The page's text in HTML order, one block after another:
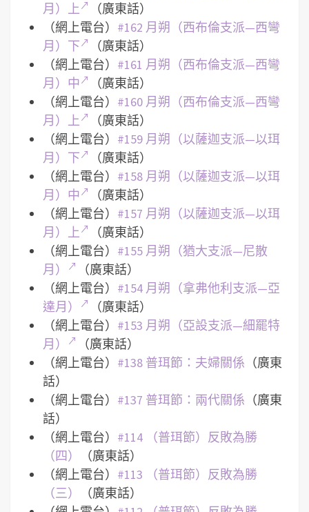
月）上
（廣東話）
（網上電台） #162 月朔（西布倫支派—西彎
月）下
（廣東話）
（網上電台） #161 月朔（西布倫支派—西彎
月）中
（廣東話）
（網上電台） #160 月朔（西布倫支派—西彎
月）上
（廣東話）
（網上電台） #159 月朔（以薩迦支派—以珥
月）下
（廣東話）
（網上電台） #158 月朔（以薩迦支派—以珥
月）中
（廣東話）
（網上電台） #157 月朔（以薩迦支派—以珥
月）上
（廣東話）
（網上電台） #155 月朔（猶大支派—尼散
月）
（廣東話）
（網上電台） #154 月朔（拿弗他利支派—亞
達月）
（廣東話）
（網上電台） #153 月朔（亞設支派—細罷特
月）
（廣東話）
（網上電台） #138 普珥節：夫婦關係 （廣東
話）
（網上電台） #137 普珥節：兩代關係 （廣東
話）
（網上電台） #114 （普珥節）反敗為勝
（四）
（廣東話）
（網上電台） #113 （普珥節）反敗為勝
（三）
（廣東話）